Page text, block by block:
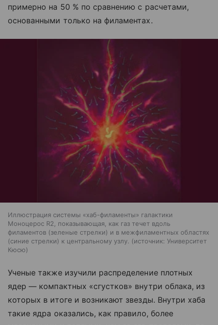
примерно на 50 % по сравнению с расчетами,
основанными только на филаментах.
Иллюстрация системы «хаб-филаменты» галактики
Моноцерос R2, показывающая, как газ течет вдоль
филаментов (зеленые стрелки) и в межфиламентных областях
(синие стрелки) к центральному узлу.
источник: Университет
Кюсю
Ученые также изучили распределение плотных
ядер — компактных «сгустков» внутри облака, из
которых в итоге и возникают звезды. Внутри хаба
такие ядра оказались, как правило, более